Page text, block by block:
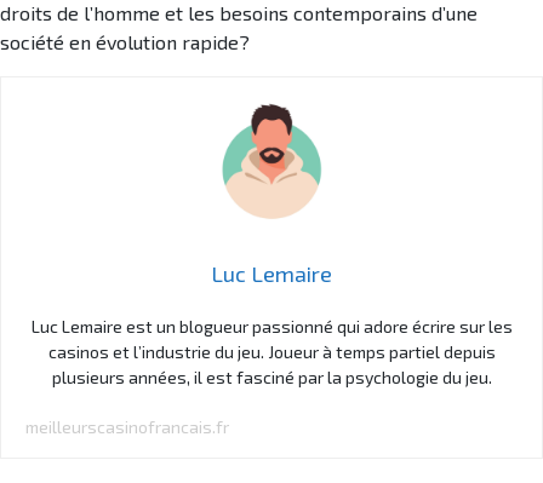
droits de l’homme et les besoins contemporains d’une
société en évolution rapide?
Luc Lemaire
Luc Lemaire est un blogueur passionné qui adore écrire sur les
casinos et l’industrie du jeu. Joueur à temps partiel depuis
plusieurs années, il est fasciné par la psychologie du jeu.
meilleurscasinofrancais.fr